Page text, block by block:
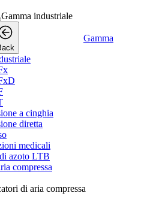
Gamma industriale
Gamma
a cinghia
diretta
medicali
azoto LTB
compressa
di aria compressa